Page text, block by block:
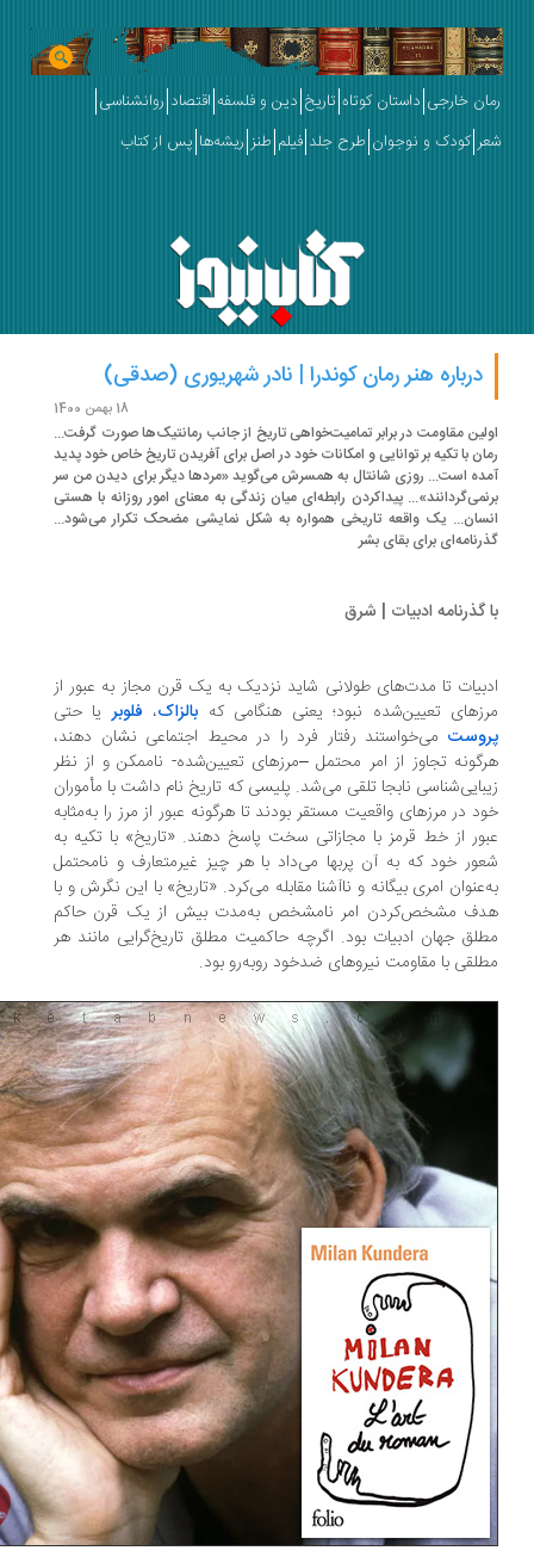
خارجی داستان کوتاه تاریخ دین و فلسفه اقتصاد روانشناسی
کودک و نوجوان طرح جلد فیلم طنز ریشه‌ها پس از کتاب
درباره هنر رمان کوندرا | نادر شهریوری (صدقی)
مقاومت در برابر تمامیت‌خواهی تاریخ از جانب رمانتیک‌ها صورت گرفت...
با تکیه بر توانایی و امکانات خود در اصل برای آفریدن تاریخ خاص خود پدید
است... روزی شانتال به همسرش می‌گوید «مردها دیگر برای دیدن من سر
پیداکردن رابطه‌ای میان زندگی به معنای امور روزانه با هستی
یک واقعه تاریخی همواره به شکل نمایشی مضحک تکرار می‌شود...
برای بقای بشر
گذرنامه ادبیات | شرق
تا مدت‌های طولانی شاید نزدیک به یک قرن مجاز به عبور از
تعیین‌شده نبود؛ یعنی هنگامی کهبالزاک ،فلوبریا حتی
می‌خواستند رفتار فرد را در محیط اجتماعی نشان دهند،
تجاوز از امر محتمل –مرزهای تعیین‌شده- ناممکن و از نظر
نابجا تلقی می‌شد. پلیسی که تاریخ نام داشت با مأموران
در مرزهای واقعیت مستقر بودند تا هرگونه عبور از مرز را به‌مثابه
از خط قرمز با مجازاتی سخت پاسخ دهند. «تاریخ» با تکیه به
خود که به آن پربها می‌داد با هر چیز غیرمتعارف و نامحتمل
امری بیگانه و ناآشنا مقابله می‌کرد. «تاریخ» با این نگرش و با
مشخص‌کردن امر نامشخص به‌مدت بیش از یک قرن حاکم
جهان ادبیات بود. اگرچه حاکمیت مطلق تاریخ‌گرایی مانند هر
با مقاومت نیروهای ضدخود روبه‌رو بود.